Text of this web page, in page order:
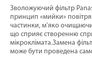
Зволожуючий фільтр
принцип «мийки» повітря.
частинки, м'яко
що сприяє створенню
мікроклімата.Замена
може бути проведена